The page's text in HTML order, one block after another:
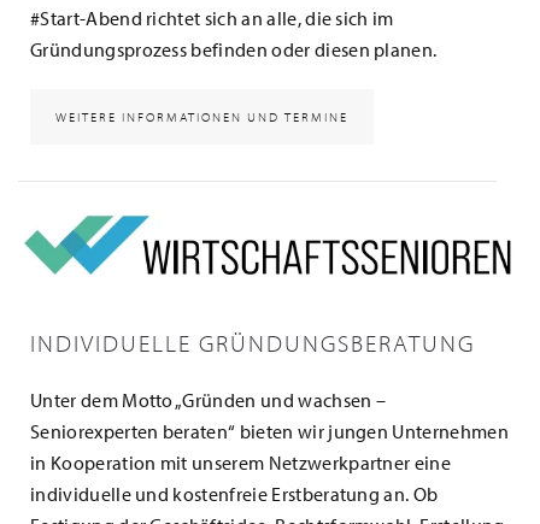
#Start-Abend richtet sich an alle, die sich im
Gründungsprozess befinden oder diesen planen.
WEITERE INFORMATIONEN UND TERMINE
INDIVIDUELLE GRÜNDUNGSBERATUNG
Unter dem Motto „Gründen und wachsen –
Seniorexperten beraten“ bieten wir jungen Unternehmen
in Kooperation mit unserem Netzwerkpartner eine
individuelle und kostenfreie Erstberatung an. Ob